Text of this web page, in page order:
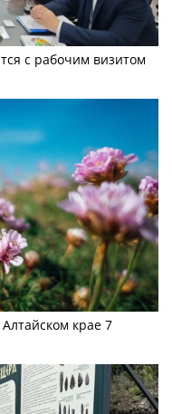
с рабочим визитом
крае 7